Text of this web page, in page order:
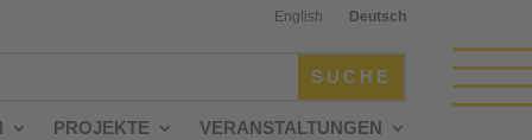
English Deutsch
PROJEKTE VERANSTALTUNGEN